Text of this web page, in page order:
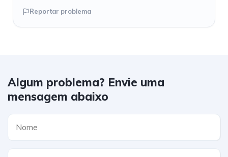
Reportar problema
Algum problema? Envie uma
mensagem abaixo